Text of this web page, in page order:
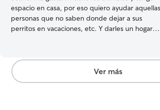
espacio en casa, por eso quiero ayudar aquellas
personas que no saben donde dejar a sus
perritos en vacaciones, etc. Y darles un hogar
cuidando mascotas. - Puedo cuidar desde
cachorros hasta adultos, de raza pequeña,
mediana y grandes. - Los paseos se adaptan a
Ver más